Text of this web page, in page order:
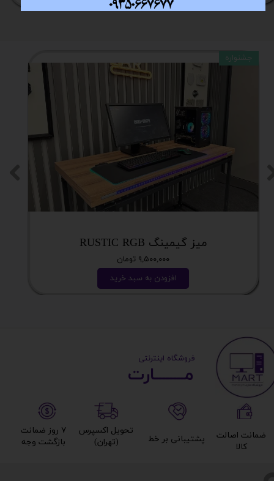
میز گیمینگ RUSTIC RGB
۹,۵۰۰,۰۰۰ تومان
افزودن به سبد خرید
جشنواره
مــــــــارت​​​​​​
​ ​فروشگاه اینترنتی
۷ روز ضمانت
بازگشت وجه​​​​​​​
تحویل اکسپرس
(تهران)​​​​​​​
پشتیبانی بر خط​​​​​​​
ضمانت اصالت
کالا​​​​​​​